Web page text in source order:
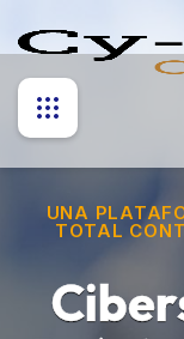
UNA
TOTAL